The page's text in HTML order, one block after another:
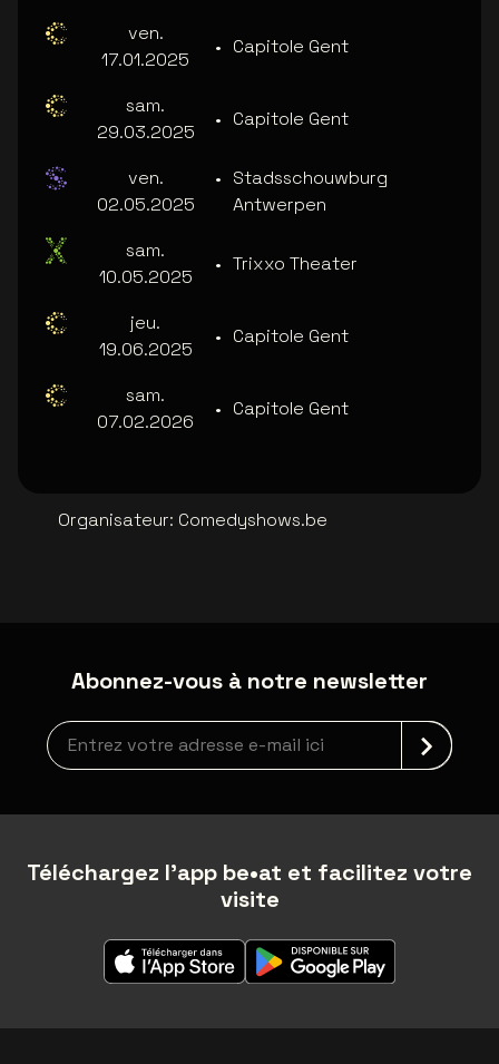
ven.
17.01.2025
• Capitole Gent
sam.
29.03.2025
• Capitole Gent
ven.
02.05.2025
• Stadsschouwburg
Antwerpen
sam.
10.05.2025
• Trixxo Theater
jeu.
19.06.2025
• Capitole Gent
sam.
07.02.2026
• Capitole Gent
Organisateur: Comedyshows.be
Abonnez-vous à notre newsletter
Inscription à la newsletter
Téléchargez l'app be•at et facilitez votre
visite